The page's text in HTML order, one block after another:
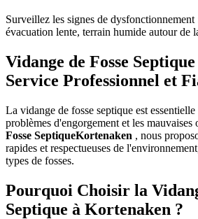
Surveillez les signes de dysfonctionnement
évacuation lente, terrain humide autour de
Vidange de Fosse
Service Professionnel et
La vidange de fosse septique est
problèmes d'engorgement et les mauvaises
Fosse SeptiqueKortenaken , nous
rapides et respectueuses de
types de fosses.
Pourquoi Choisir la
Septique à Kortenaken ?